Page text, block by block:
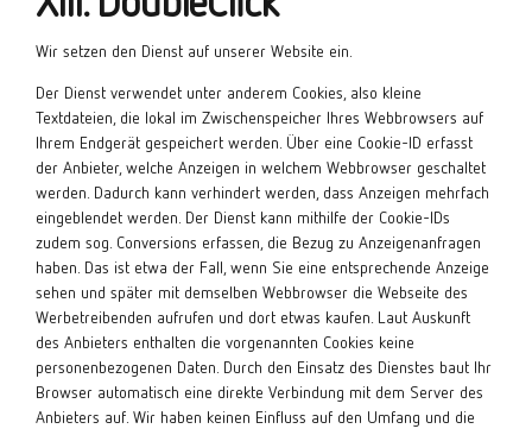
Wir setzen den Dienst auf unserer Website ein.
Der Dienst verwendet unter anderem Cookies, also kleine
Textdateien, die lokal im Zwischenspeicher Ihres Webbrowsers auf
Ihrem Endgerät gespeichert werden. Über eine Cookie-ID erfasst
der Anbieter, welche Anzeigen in welchem Webbrowser geschaltet
werden. Dadurch kann verhindert werden, dass Anzeigen mehrfach
eingeblendet werden. Der Dienst kann mithilfe der Cookie-IDs
zudem sog. Conversions erfassen, die Bezug zu Anzeigenanfragen
haben. Das ist etwa der Fall, wenn Sie eine entsprechende Anzeige
sehen und später mit demselben Webbrowser die Webseite des
Werbetreibenden aufrufen und dort etwas kaufen. Laut Auskunft
des Anbieters enthalten die vorgenannten Cookies keine
personenbezogenen Daten. Durch den Einsatz des Dienstes baut Ihr
Browser automatisch eine direkte Verbindung mit dem Server des
Anbieters auf. Wir haben keinen Einfluss auf den Umfang und die